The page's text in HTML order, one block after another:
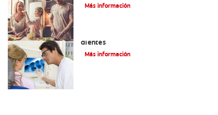
Más información
dientes
Más información